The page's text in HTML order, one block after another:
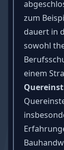
zum
dauert in
sowohl
einem